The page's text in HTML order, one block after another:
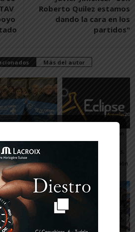
Roberto Quilez estamos
dando la cara en los
partidos"
Más del autor
de Navarra a
oficiales de
por el cierre
las Urgencias
Arguedas presenta un
actividades científicas,
concierto y observación